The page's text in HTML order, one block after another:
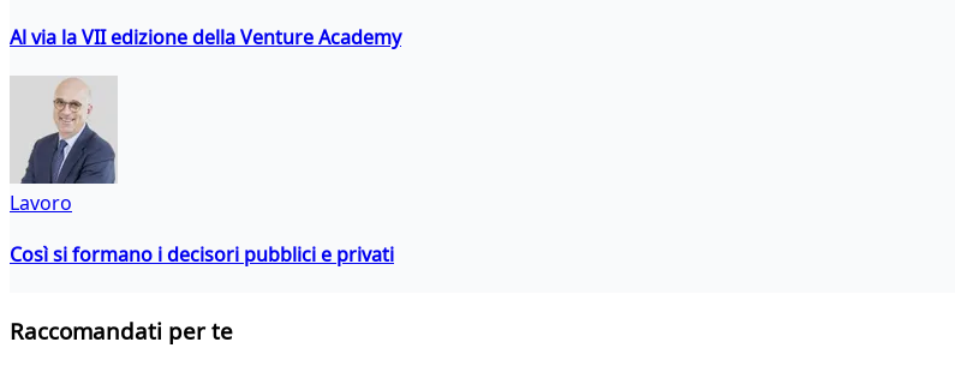
Al via la VII edizione della Venture Academy
Lavoro
Così si formano i decisori pubblici e privati
Raccomandati per te